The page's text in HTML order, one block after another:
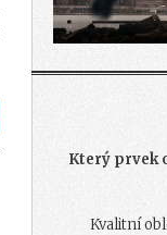
Který prvek
Kvalitní